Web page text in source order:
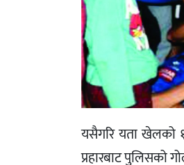
यसैगरि यता खेलको
प्रहारबाट पुलिसको